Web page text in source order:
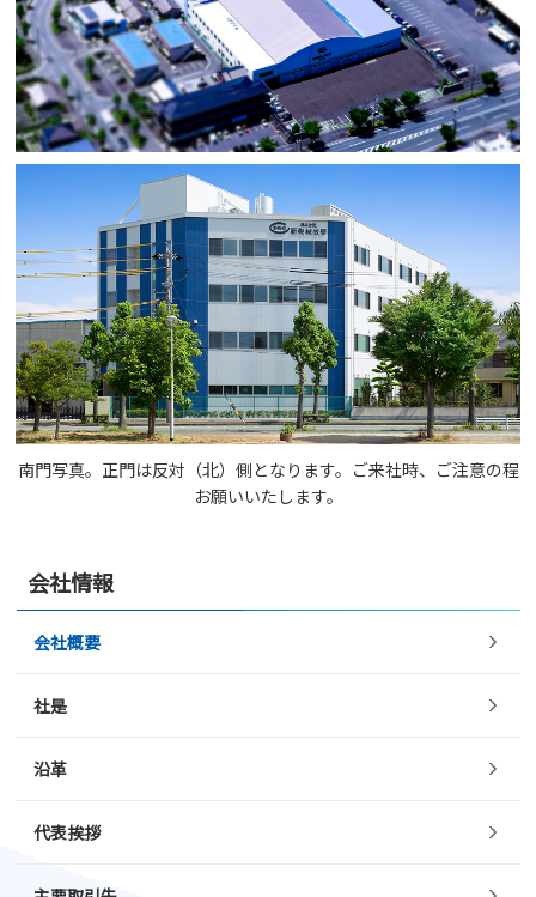
南門写真。正門は反対（北）側となります。ご来社時、ご注意の程
お願いいたします。
会社情報
会社概要
社是
沿革
代表挨拶